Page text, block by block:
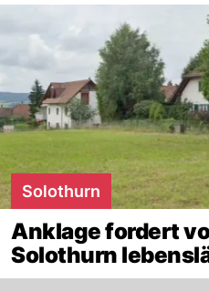
Solothurn
Anklage fordert
Solothurn